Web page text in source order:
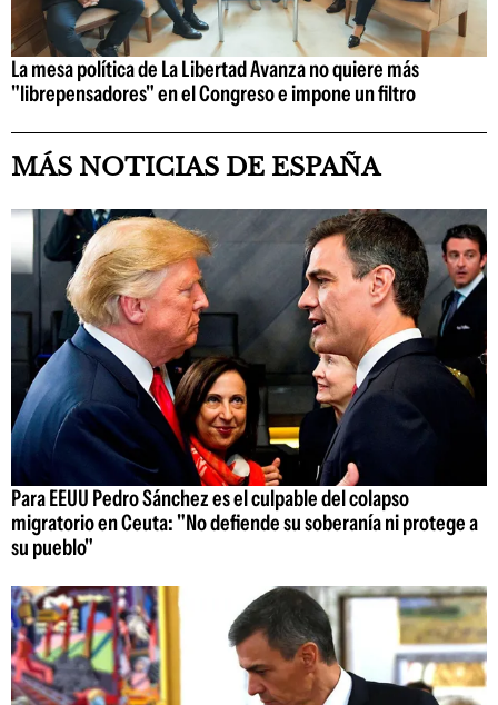
La mesa política de La Libertad Avanza no quiere más
"librepensadores" en el Congreso e impone un filtro
MÁS NOTICIAS DE ESPAÑA
Para EEUU Pedro Sánchez es el culpable del colapso
migratorio en Ceuta: "No defiende su soberanía ni protege a
su pueblo"